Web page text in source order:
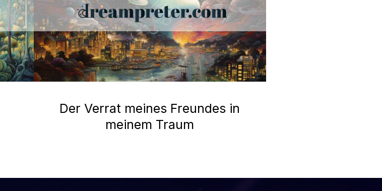
Der Verrat meines Freundes in
meinem Traum